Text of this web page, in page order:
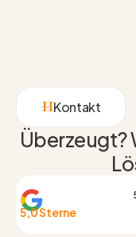
Kontakt
5,0 Sterne